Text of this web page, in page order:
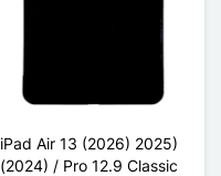
iPad Air 13 (2026) 2025)
(2024) / Pro 12.9 Classic